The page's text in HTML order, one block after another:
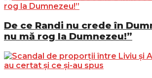
De ce Randi nu crede în
nu mă rog la Dumnezeu!”